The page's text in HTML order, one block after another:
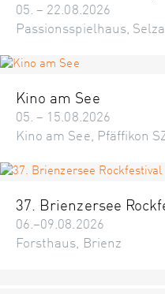
05. – 22.08.2026
Passionsspielhaus,
Kino am See
05. – 15.08.2026
Kino am See, Pfäffikon
37. Brienzersee
06.–09.08.2026
Forsthaus, Brienz